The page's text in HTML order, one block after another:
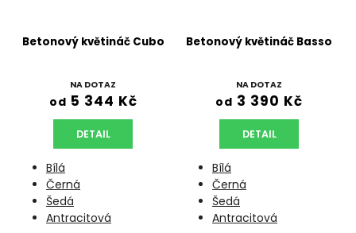
Betonový květináč Cubo
NA DOTAZ
od 5 344 Kč
DETAIL
Bílá
Černá
Šedá
Antracitová
Betonový květináč Basso
NA DOTAZ
od 3 390 Kč
DETAIL
Bílá
Černá
Šedá
Antracitová